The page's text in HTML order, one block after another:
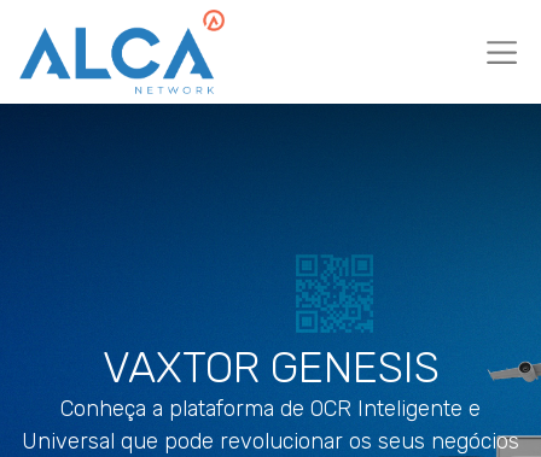
VAXTOR GENESIS
Conheça a plataforma de OCR Inteligente e
Universal que pode revolucionar os seus negócios